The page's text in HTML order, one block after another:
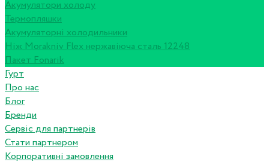
Акумулятори холоду
Термопляшки
Акумуляторні холодильники
Ніж Morakniv Flex нержавіюча сталь 12248
Пакет Fonarik
Гурт
Про нас
Блог
Бренди
Сервіс для партнерів
Стати партнером
Корпоративні замовлення